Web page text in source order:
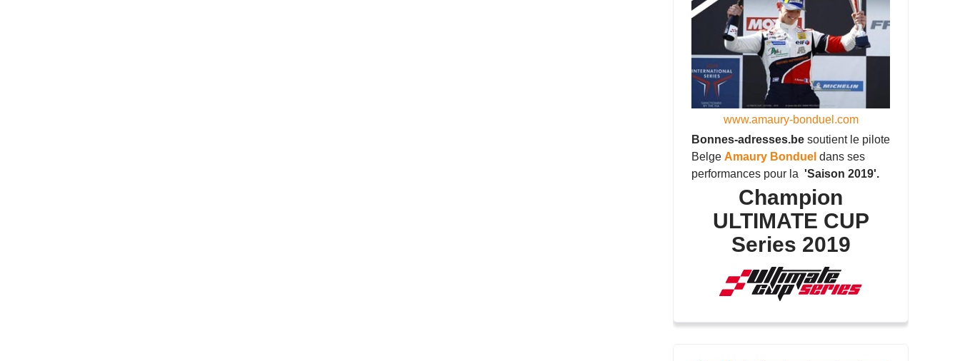
www.amaury-bonduel.com
Bonnes-adresses.be soutient le pilote
Belge Amaury Bonduel dans ses
performances pour la 'Saison 2019'.
Champion
ULTIMATE CUP
Series 2019